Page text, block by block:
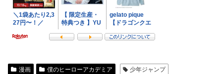
漫画 僕のヒーローアカデミア 少年ジャンプ